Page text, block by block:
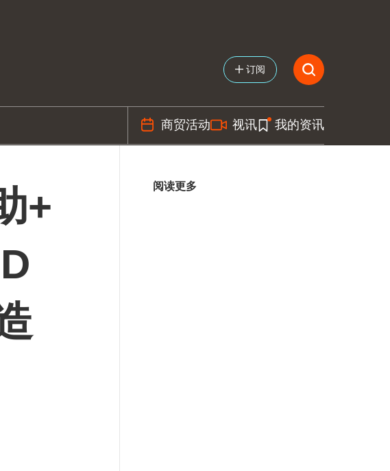
订阅
商贸活动 视讯 我的资讯
+
阅读更多